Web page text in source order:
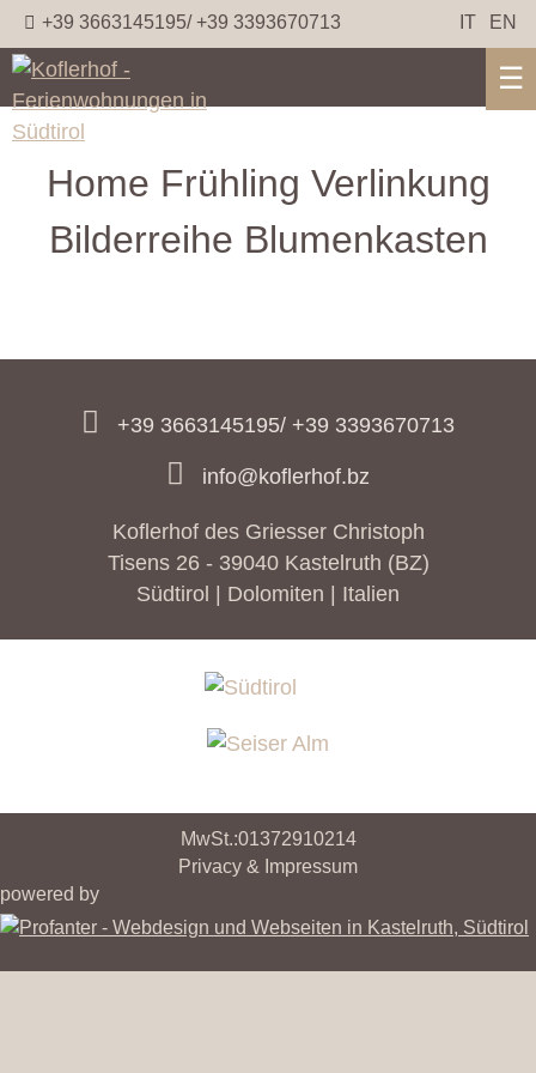
+39 3663145195/ +39 3393670713 IT EN
☰
Home Frühling Verlinkung
Bilderreihe Blumenkasten
+39 3663145195/ +39 3393670713
info@koflerhof.bz
Koflerhof des Griesser Christoph
Tisens 26 - 39040 Kastelruth (BZ)
Südtirol | Dolomiten | Italien
MwSt.:01372910214
Privacy & Impressum
powered by